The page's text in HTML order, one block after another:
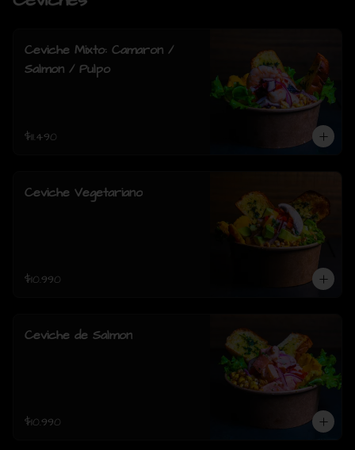
Ceviche Mixto: Camaron /
Salmon / Pulpo
$11.490
Ceviche Vegetariano
$10.990
Ceviche de Salmon
$10.990